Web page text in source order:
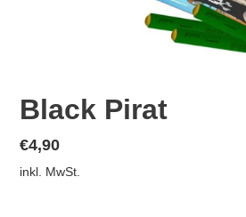
Black Pirat
Normaler
Preis
€4,90
inkl. MwSt.